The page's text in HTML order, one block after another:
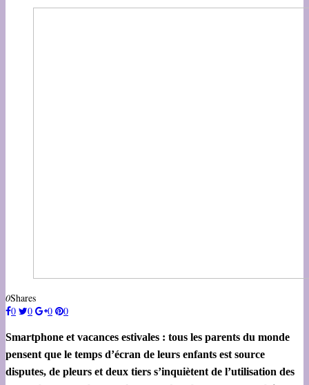
0Shares
0
0 0 0
Smartphone et vacances estivales : tous les parents du monde
pensent que le temps d’écran de leurs enfants est source
disputes, de pleurs et deux tiers s’inquiètent de l’utilisation des